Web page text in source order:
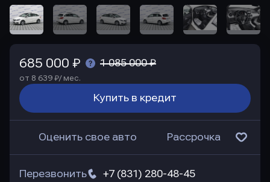
685 000 ₽ 1 085 000 ₽
от 8 639 ₽/ мес.
Купить в кредит
Оценить свое авто Рассрочка
+7 (831) 280-48-45
Перезвонить